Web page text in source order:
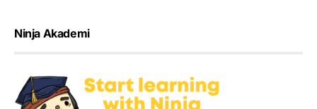
Ninja Akademi